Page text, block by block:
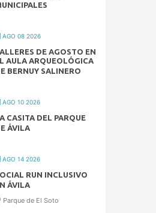
AGO 08 2026
DE AGOSTO EN
AULA ARQUEOLÓGICA
BERNUY SALINERO
AGO 10 2026
CASITA DEL PARQUE
ÁVILA
AGO 14 2026
RUN INCLUSIVO
ÁVILA
Parque de El Soto